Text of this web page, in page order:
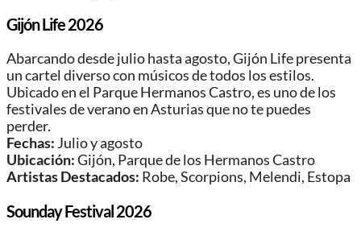
Gijón Life 2026
Abarcando desde julio hasta agosto, Gijón Life presenta
un cartel diverso con músicos de todos los estilos.
Ubicado en el Parque Hermanos Castro, es uno de los
festivales de verano en Asturias que no te puedes
perder.
Fechas: Julio y agosto
Ubicación:Gijón, Parque de los Hermanos Castro
Artistas Destacados: Robe, Scorpions, Melendi, Estopa
Sounday Festival 2026